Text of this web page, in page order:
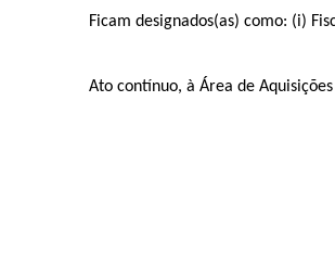
Ficam designados(as) como: (i)
Ato contínuo, à Área de